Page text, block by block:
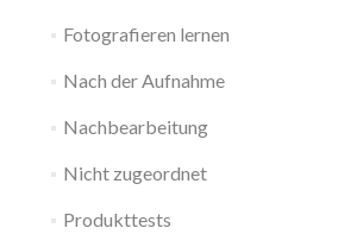
Fotografieren lernen
Nach der Aufnahme
Nachbearbeitung
Nicht zugeordnet
Produkttests